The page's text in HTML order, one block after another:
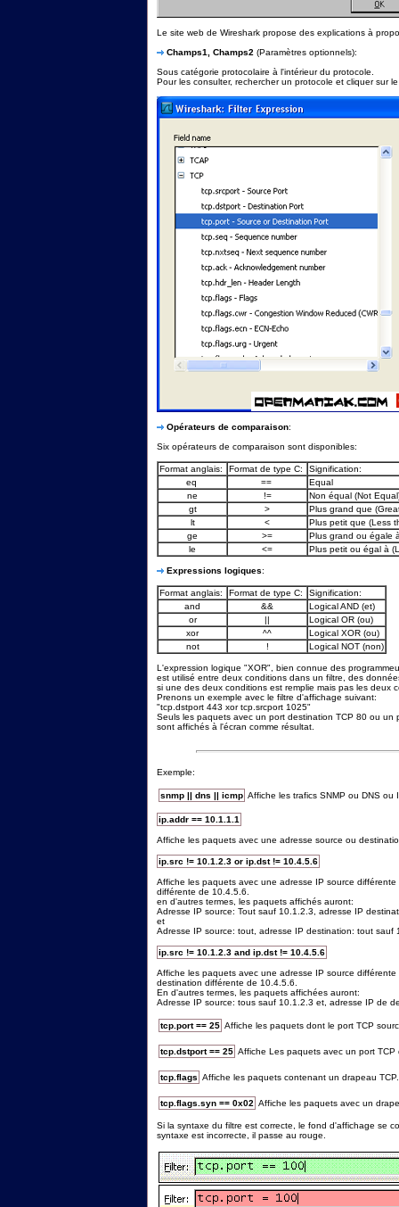
Le site web de Wireshark propose des explications à
Champs1, Champs2 (Paramètres optionnels):
Sous catégorie protocolaire à l'intérieur du protocole.
Pour les consulter, rechercher un protocole et cliquer sur
Opérateurs de comparaison:
Six opérateurs de comparaison sont disponibles:
Format anglais: Format de type C:
Signification:
eq
==
Equal
ne
!=
Non équal (Not
gt
>
Plus grand que
lt
<
Plus petit que (Less
ge
>=
Plus grand ou égale
le
<= Plus petit ou égal à
Expressions logiques:
Format anglais: Format de type C:
Signification:
and
&&
Logical AND (et)
or
||
Logical OR (ou)
xor
^^
Logical XOR (ou)
not
! Logical NOT (non)
L'expression logique "XOR", bien connue des
est utilisé entre deux conditions dans un filtre, des
si une des deux conditions est remplie mais pas les deux
Prenons un exemple avec le filtre d'affichage suivant:
"tcp.dstport 443 xor tcp.srcport 1025"
Seuls les paquets avec un port destination TCP 80 ou un
sont affichés à l'écran comme résultat.
Exemple:
snmp || dns || icmp Affiche les trafics SNMP ou DNS ou
ip.addr == 10.1.1.1
Affiche les paquets avec une adresse source ou
ip.src != 10.1.2.3 or ip.dst != 10.4.5.6
Affiche les paquets avec une adresse IP source
différente de 10.4.5.6.
en d'autres termes, les paquets affichés auront:
Adresse IP source: Tout sauf 10.1.2.3, adresse IP
et
Adresse IP source: tout, adresse IP destination: tout sauf
ip.src != 10.1.2.3 and ip.dst != 10.4.5.6
Affiche les paquets avec une adresse IP source
destination différente de 10.4.5.6.
En d'autres termes, les paquets affichées auront:
Adresse IP source: tous sauf 10.1.2.3 et, adresse IP de
tcp.port == 25 Affiche les paquets dont le port TCP
tcp.dstport == 25 Affiche Les paquets avec un port
tcp.flags Affiche les paquets contenant un drapeau
tcp.flags.syn == 0x02 Affiche les paquets avec un
Si la syntaxe du filtre est correcte, le fond d'affichage se
syntaxe est incorrecte, il passe au rouge.